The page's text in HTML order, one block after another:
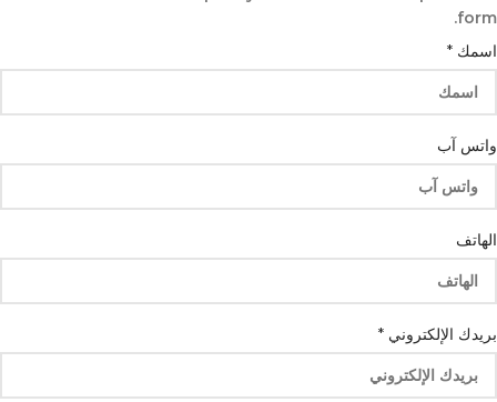
form.
اسمك *
واتس آب
الهاتف
واتس
الإلكتروني
بريدك الإلكتروني *